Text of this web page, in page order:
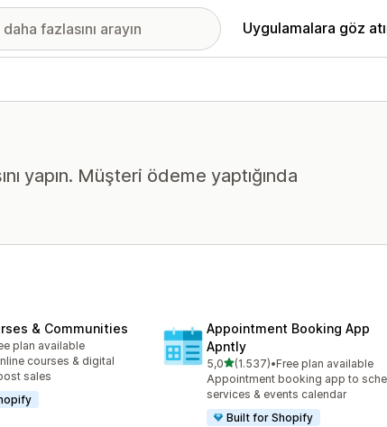
Uygulamalara göz
yapın. Müşteri ödeme yaptığında
& Communities
plan available
courses & digital
sales
Appointment Booking App
Apntly
5,05 yıldız üzerinden
(1.537)
toplam 1537 değerlendirme
•Free plan available
Appointment booking app to
services & events calendar
Built for Shopify